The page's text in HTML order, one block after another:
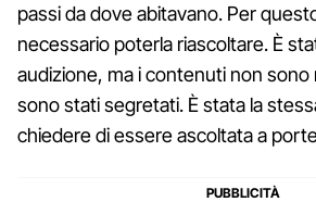
passi da dove abitavano. Per
necessario poterla riascoltare. È
audizione, ma i contenuti non sono
sono stati segretati. È stata la
chiedere di essere ascoltata a